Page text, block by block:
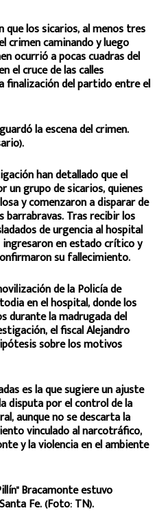
los sicarios, al menos tres
crimen caminando y luego
ocurrió a pocas cuadras del
el cruce de las calles
finalización del partido entre el
han detallado que el
un grupo de sicarios, quienes
y comenzaron a disparar de
Tras recibir los
de urgencia al hospital
en estado crítico y
su fallecimiento.
de la Policía de
en el hospital, donde los
durante la madrugada del
el fiscal Alejandro
sobre los motivos
es la que sugiere un ajuste
disputa por el control de la
aunque no se descarta la
vinculado al narcotráfico,
y la violencia en el ambiente